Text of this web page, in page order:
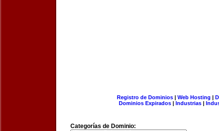
Registro de Dominios| Web Hosting |
Dominios Expirados | Industrias |
Categorías de Dominio: